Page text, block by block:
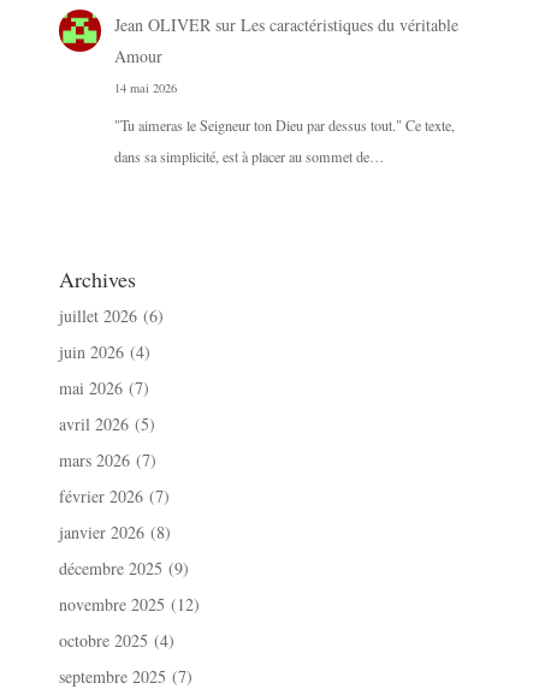
Jean OLIVERsur Les caractéristiques du véritable
Amour
14 mai 2026
"Tu aimeras le Seigneur ton Dieu par dessus tout." Ce texte,
dans sa simplicité, est à placer au sommet de…
Archives
juillet 2026 (6)
juin 2026 (4)
mai 2026 (7)
avril 2026 (5)
mars 2026 (7)
février 2026 (7)
janvier 2026 (8)
décembre 2025 (9)
novembre 2025 (12)
octobre 2025 (4)
septembre 2025 (7)